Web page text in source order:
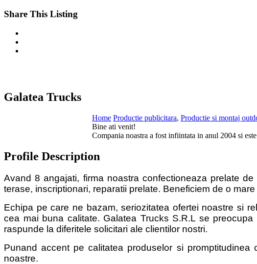
Share This Listing
Galatea Trucks
Home Productie publicitara, Productie si montaj
Bine ati venit!
Compania noastra a fost infiintata in anul 2004 si
Profile Description
Avand 8 angajati, firma noastra confectioneaza prelate
terase, inscriptionari, reparatii prelate. Beneficiem de o
Echipa pe care ne bazam, seriozitatea ofertei noastre si
cea mai buna calitate. Galatea Trucks S.R.L se
raspunde la diferitele solicitari ale clientilor nostri.
Punand accent pe calitatea produselor si
noastre.